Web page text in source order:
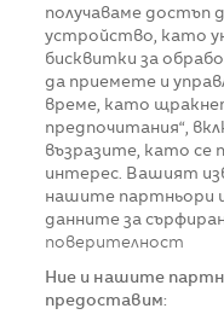
получаваме достъп
устройство, като
бисквитки за
да приемете и
време, като
предпочитания“,
възразите, като се
интерес. Вашият
нашите партньори
данните за
поверителност
Ние и нашите
предоставим: